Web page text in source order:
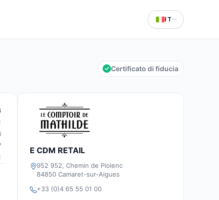
IT
Certificato di fiducia
E CDM RETAIL
952 952, Chemin de Piolenc
84850 Camaret-sur-Aigues
+33 (0)4 65 55 01 00